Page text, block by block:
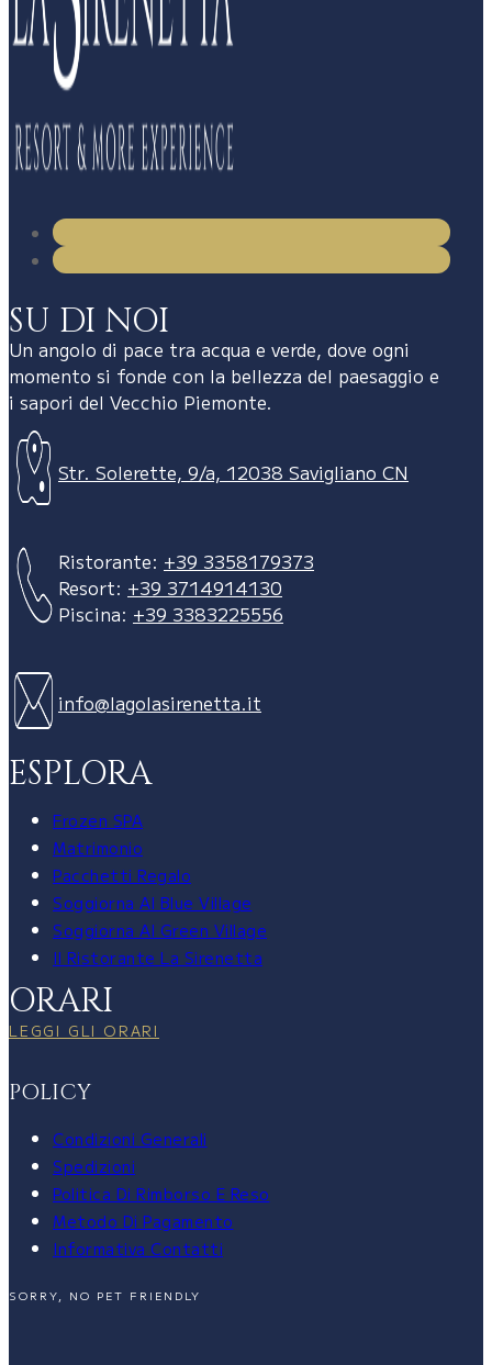
SU DI NOI
Un angolo di pace tra acqua e verde, dove ogni
momento si fonde con la bellezza del paesaggio e
i sapori del Vecchio Piemonte.
Str. Solerette, 9/a, 12038 Savigliano CN
Ristorante: +39 3358179373
Resort: +39 3714914130
Piscina: +39 3383225556
info@lagolasirenetta.it
ESPLORA
Frozen SPA
Matrimonio
Pacchetti Regalo
Soggiorna Al Blue Village
Soggiorna Al Green Village
Il Ristorante La Sirenetta
ORARI
LEGGI GLI ORARI
POLICY
Condizioni Generali
Spedizioni
Politica Di Rimborso E Reso
Metodo Di Pagamento
Informativa Contatti
SORRY, NO PET FRIENDLY